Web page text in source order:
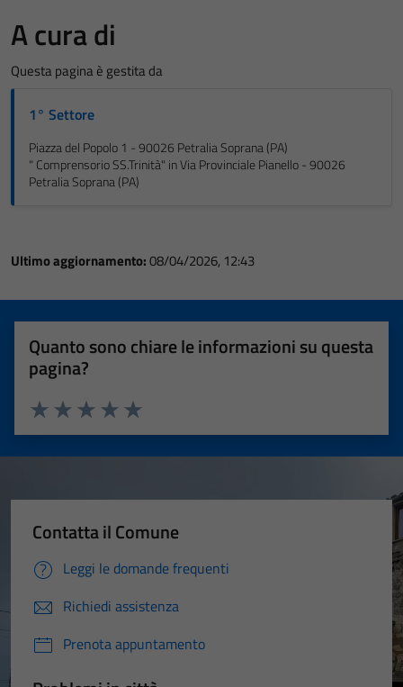
A cura di
Questa pagina è gestita da
1° Settore
Piazza del Popolo 1 - 90026 Petralia Soprana (PA)
" Comprensorio SS.Trinità" in Via Provinciale Pianello - 90026
Petralia Soprana (PA)
Ultimo aggiornamento:08/04/2026, 12:43
Quanto sono chiare le informazioni su questa
pagina?
Valuta 5 stelle su 5
Valuta 4 stelle su 5
Valuta 3 stelle su 5
Valuta 2 stelle su 5
Valuta 1 stelle su 5
Contatta il Comune
Leggi le domande frequenti
Richiedi assistenza
Prenota appuntamento